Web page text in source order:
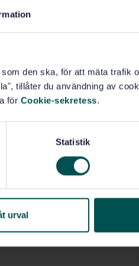
den ska, för att mäta trafik
tillåter du användning av
för Cookie-sekretess.
Statistik
urval